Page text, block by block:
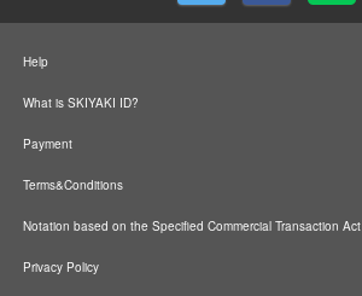
Help
What is SKIYAKI ID?
Payment
Terms&Conditions
Notation based on the Specified Commercial Transaction Act
Privacy Policy